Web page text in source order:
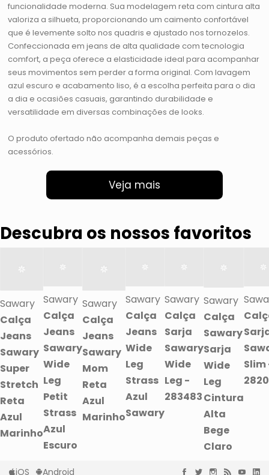
funcionalidade moderna. Sua modelagem reta com cintura alta
valoriza a silhueta, proporcionando um caimento confortável
que é levemente solto nos quadris e ajustado nos tornozelos.
Confeccionada em jeans de alta qualidade com tecnologia
comfort, a peça oferece a elasticidade ideal para acompanhar
seus movimentos sem perder a forma original. Com lavagem
azul escuro e acabamento liso, é a escolha perfeita para o dia
a dia e ocasiões casuais, garantindo durabilidade e
versatilidade em diversas combinações de looks.
O produto ofertado não acompanha demais peças e
acessórios.
Veja mais
Descubra os nossos favoritos
Sawary
Calça
Jeans
Sawary
Super
Stretch
Reta
Azul
Marinho
Sawary
Calça
Jeans
Sawary
Wide
Leg
Petit
Strass
Azul
Escuro
Sawary
Calça
Jeans
Sawary
Mom
Reta
Azul
Marinho
Sawary
Calça
Jeans
Wide
Leg
Strass
Azul
Sawary
Sawary
Calça
Sarja
Sawary
Wide
Leg -
283483
Sawary
Calça
Sawary
Sarja
Wide
Leg
Cintura
Alta
Bege
Claro
Slim
iOS Android